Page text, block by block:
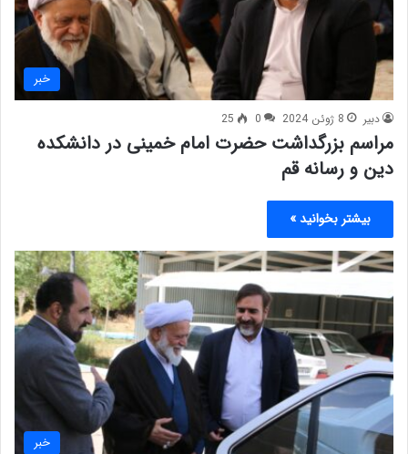
خبر
دبیر 8 ژوئن 2024 0
25
مراسم بزرگداشت حضرت امام خمینی در دانشکده
دین و رسانه قم
بیشتر بخوانید »
خبر